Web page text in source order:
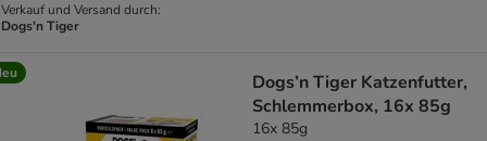
Verkauf und Versand durch:
Dogs'n Tiger
Dogs’n Tiger Katzenfutter,
Schlemmerbox, 16x 85g
16x 85g